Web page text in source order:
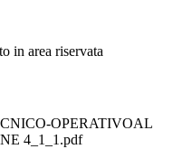
in area riservata
OPERATIVOAL
4_1_1.pdf